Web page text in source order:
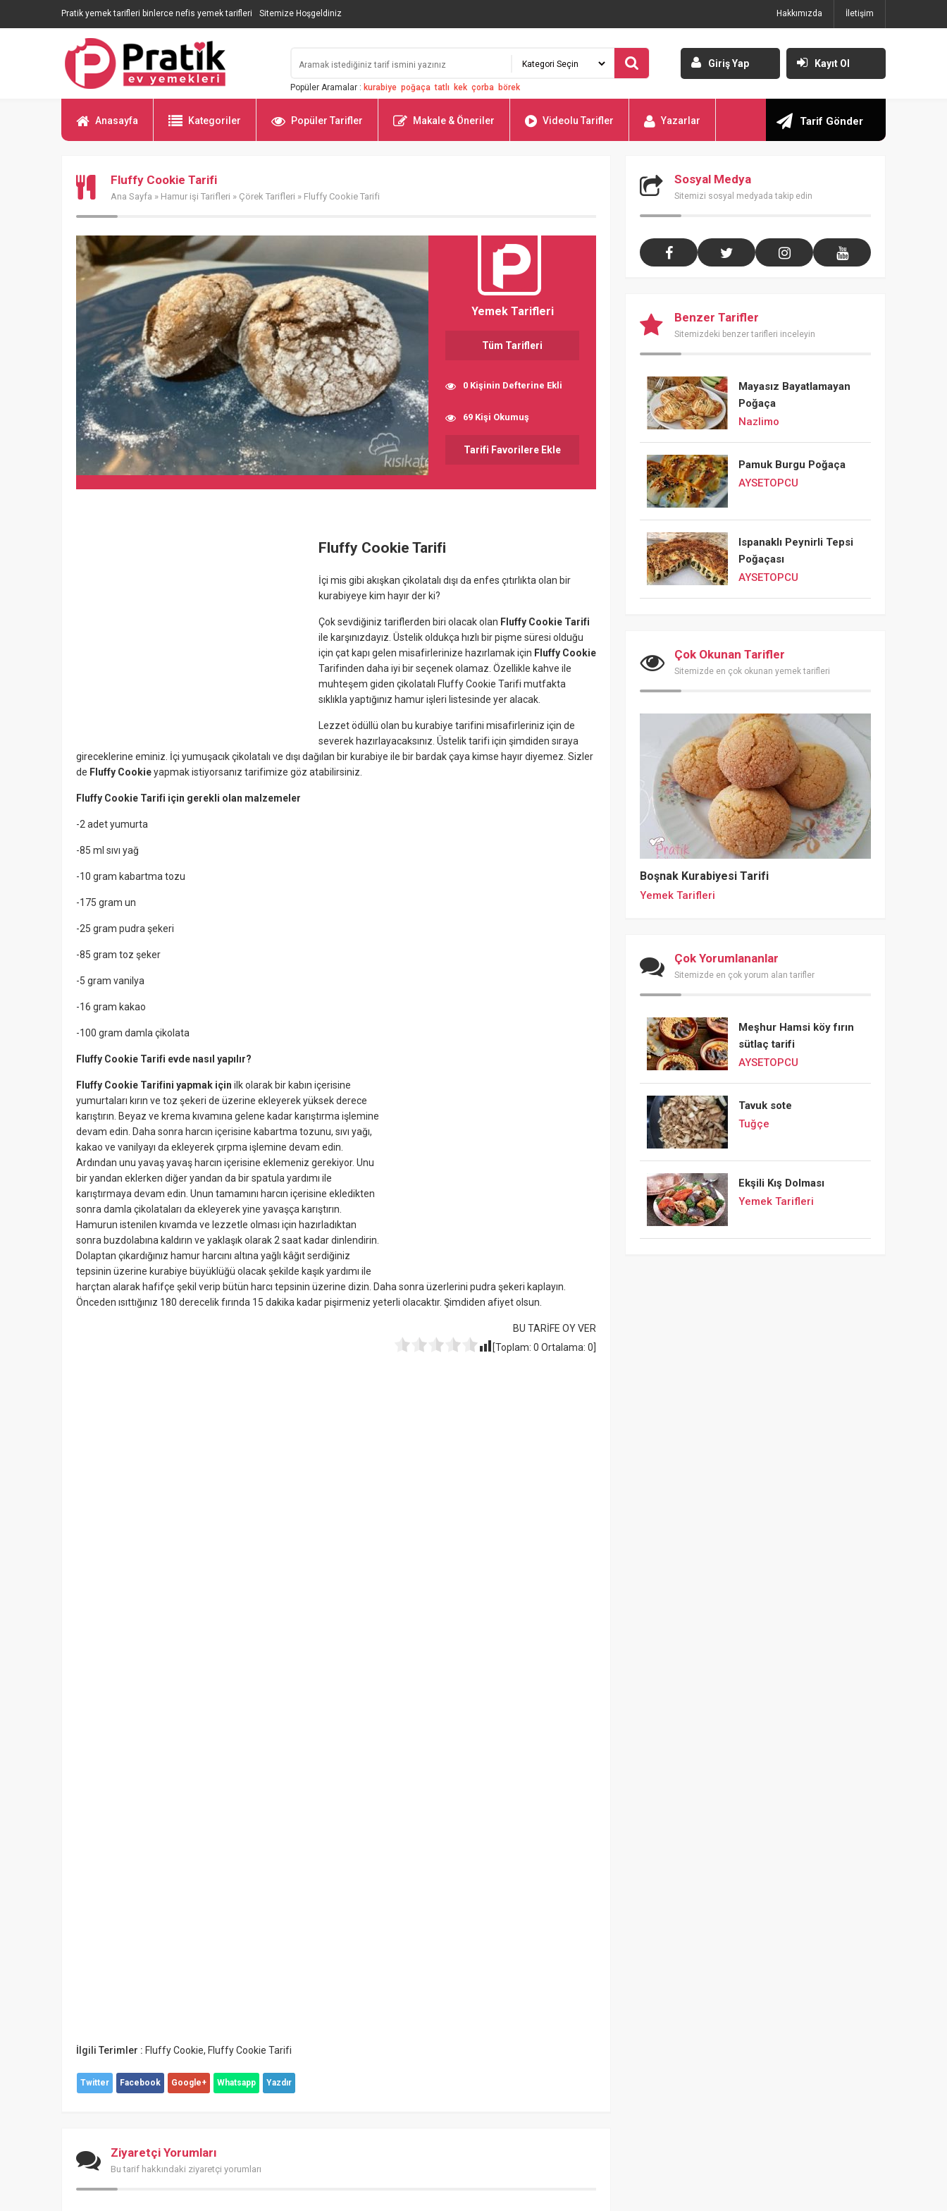
Pratik yemek tarifleri binlerce nefis yemek tarifleri Sitemize Hoşgeldiniz Hakkımızda İletişim
Popüler Aramalar : kurabiye poğaça tatlı kek çorba börek
Giriş Yap Kayıt Ol
Anasayfa Kategoriler Popüler Tarifler Makale & Öneriler Videolu Tarifler Yazarlar Tarif Gönder
Fluffy Cookie Tarifi
Ana Sayfa » Hamur işi Tarifleri » Çörek Tarifleri » Fluffy Cookie Tarifi
Yemek Tarifleri
Tüm Tarifleri
0 Kişinin Defterine Ekli
69 Kişi Okumuş
Tarifi Favorilere Ekle
Fluffy Cookie Tarifi
İçi mis gibi akışkan çikolatalı dışı da enfes çıtırlıkta olan bir
kurabiyeye kim hayır der ki?
Çok sevdiğiniz tariflerden biri olacak olan Fluffy Cookie Tarifi
ile karşınızdayız. Üstelik oldukça hızlı bir pişme süresi olduğu
için çat kapı gelen misafirlerinize hazırlamak için Fluffy Cookie
Tarifinden daha iyi bir seçenek olamaz. Özellikle kahve ile
muhteşem giden çikolatalı Fluffy Cookie Tarifi mutfakta
sıklıkla yaptığınız hamur işleri listesinde yer alacak.
Lezzet ödüllü olan bu kurabiye tarifini misafirleriniz için de
severek hazırlayacaksınız. Üstelik tarifi için şimdiden sıraya
gireceklerine eminiz. İçi yumuşacık çikolatalı ve dışı dağılan bir kurabiye ile bir bardak çaya kimse hayır diyemez. Sizler
de Fluffy Cookieyapmak istiyorsanız tarifimize göz atabilirsiniz.
Fluffy Cookie Tarifi için gerekli olan malzemeler
-2 adet yumurta
-85 ml sıvı yağ
-10 gram kabartma tozu
-175 gram un
-25 gram pudra şekeri
-85 gram toz şeker
-5 gram vanilya
-16 gram kakao
-100 gram damla çikolata
Fluffy Cookie Tarifi evde nasıl yapılır?
Fluffy Cookie Tarifini yapmak için ilk olarak bir kabın içerisine
yumurtaları kırın ve toz şekeri de üzerine ekleyerek yüksek derece
karıştırın. Beyaz ve krema kıvamına gelene kadar karıştırma işlemine
devam edin. Daha sonra harcın içerisine kabartma tozunu, sıvı yağı,
kakao ve vanilyayı da ekleyerek çırpma işlemine devam edin.
Ardından unu yavaş yavaş harcın içerisine eklemeniz gerekiyor. Unu
bir yandan eklerken diğer yandan da bir spatula yardımı ile
karıştırmaya devam edin. Unun tamamını harcın içerisine ekledikten
sonra damla çikolataları da ekleyerek yine yavaşça karıştırın.
Hamurun istenilen kıvamda ve lezzetle olması için hazırladıktan
sonra buzdolabına kaldırın ve yaklaşık olarak 2 saat kadar dinlendirin.
Dolaptan çıkardığınız hamur harcını altına yağlı kâğıt serdiğiniz
tepsinin üzerine kurabiye büyüklüğü olacak şekilde kaşık yardımı ile
harçtan alarak hafifçe şekil verip bütün harcı tepsinin üzerine dizin. Daha sonra üzerlerini pudra şekeri kaplayın.
Önceden ısıttığınız 180 derecelik fırında 15 dakika kadar pişirmeniz yeterli olacaktır. Şimdiden afiyet olsun.
BU TARİFE OY VER
[Toplam: 0 Ortalama: 0
İlgili Terimler : Fluffy Cookie, Fluffy Cookie Tarifi
Twitter Facebook Google+ Whatsapp Yazdır
Ziyaretçi Yorumları
Bu tarif hakkındaki ziyaretçi yorumları
Sosyal Medya
Sitemizi sosyal medyada takip edin
Benzer Tarifler
Sitemizdeki benzer tarifleri inceleyin
Mayasız Bayatlamayan
Poğaça
Nazlimo
Pamuk Burgu Poğaça
AYSETOPCU
Ispanaklı Peynirli Tepsi
Poğaçası
AYSETOPCU
Çok Okunan Tarifler
Sitemizde en çok okunan yemek tarifleri
Boşnak Kurabiyesi Tarifi
Yemek Tarifleri
Çok Yorumlananlar
Sitemizde en çok yorum alan tarifler
Meşhur Hamsi köy fırın
sütlaç tarifi
AYSETOPCU
Tavuk sote
Tuğçe
Ekşili Kış Dolması
Yemek Tarifleri